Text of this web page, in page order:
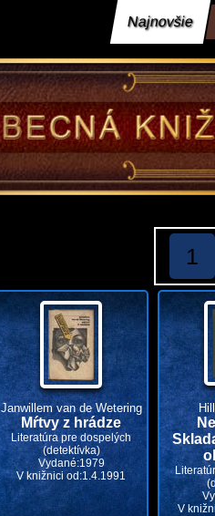
Najnovšie
1
Janwillem van de Wetering
Mŕtvy z hrádze
Literatúra pre dospelých
(detektívka)
Vydané:1979
V knižnici od:1.4.1991
V